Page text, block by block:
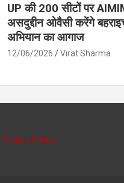
UP की 200 सीटों पर
असदुद्दीन ओवैसी करेंगे
अभियान का आगाज
12/06/2026 Virat Sharma
Privacy Policy